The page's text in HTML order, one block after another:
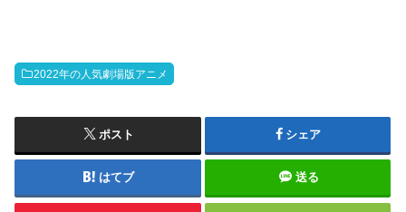
2022年の人気劇場版アニメ
ポスト シェア
はてブ 送る